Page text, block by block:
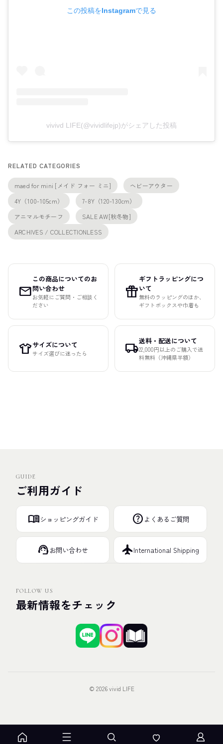
この投稿をInstagramで見る
vivivd LIFE(@vividlifejp)がシェアした投稿
RELATED CATEGORIES
maed for mini [メイド フォー ミニ]
ヘビーアウター
4Y（100-105cm）
7-8Y（120-130cm）
アニマルモチーフ
SALE AW[秋冬物]
ARCHIVES / COLLECTIONLESS
mail
この商品についてのお
問い合わせ
お気軽にご質問・ご相談く
ださい
featured_seasonal_and_gifts
ギフトラッピングにつ
いて
無料のラッピングのほか、
ギフトボックスや巾着も
apparelサイズについて
サイズ選びに迷ったら local_shipping送料・配送について
22,000円以上のご購入で送
料無料（沖縄県半額）
GUIDE
ご利用ガイド
menu_bookショッピングガイド help よくあるご質問
support_agent お問い合わせ flightInternational Shipping
FOLLOW US
最新情報をチェック
© 2026 vivid LIFE